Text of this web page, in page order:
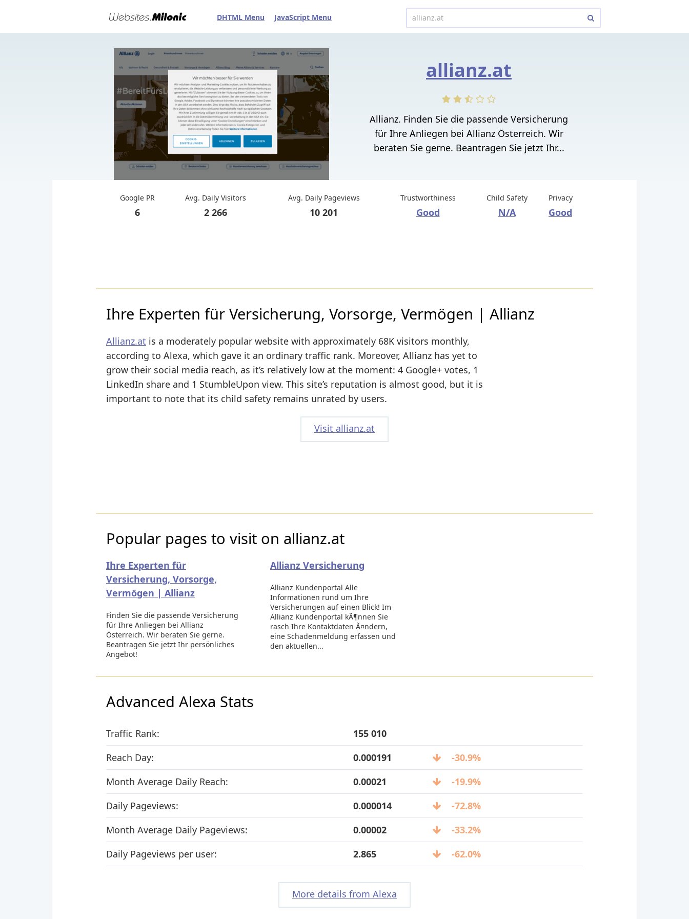
DHTML Menu JavaScript Menu
allianz.at
Allianz. Finden Sie die passende Versicherung
für Ihre Anliegen bei Allianz Österreich. Wir
beraten Sie gerne. Beantragen Sie jetzt Ihr...
Google PR
6
Avg. Daily Visitors
2 266
Avg. Daily Pageviews
10 201
Trustworthiness
Good
Child Safety
N/A
Privacy
Good
Ihre Experten für Versicherung, Vorsorge, Vermögen | Allianz
Allianz.at is a moderately popular website with approximately 68K visitors monthly,
according to Alexa, which gave it an ordinary traffic rank. Moreover, Allianz has yet to
grow their social media reach, as it’s relatively low at the moment: 4 Google+ votes, 1
LinkedIn share and 1 StumbleUpon view. This site’s reputation is almost good, but it is
important to note that its child safety remains unrated by users.
Visit allianz.at
Popular pages to visit on allianz.at
Ihre Experten für
Versicherung, Vorsorge,
Vermögen | Allianz
Finden Sie die passende Versicherung
für Ihre Anliegen bei Allianz
Österreich. Wir beraten Sie gerne.
Beantragen Sie jetzt Ihr persönliches
Angebot!
Allianz Versicherung
Allianz Kundenportal Alle
Informationen rund um Ihre
Versicherungen auf einen Blick! Im
Allianz Kundenportal kÃ¶nnen Sie
rasch Ihre Kontaktdaten Ã¤ndern,
eine Schadenmeldung erfassen und
den aktuellen...
Advanced Alexa Stats
Traffic Rank:
155 010
Reach Day:
0.000191
-30.9%
Month Average Daily Reach:
0.00021
-19.9%
Daily Pageviews:
0.000014
-72.8%
Month Average Daily Pageviews:
0.00002
-33.2%
Daily Pageviews per user:
2.865 -62.0%
More details from Alexa